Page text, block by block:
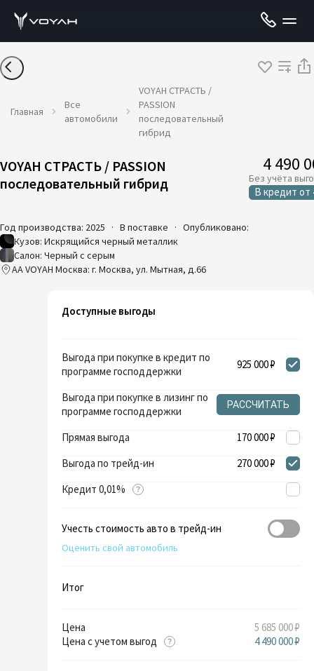
Главная
Все
автомобили
VOYAH СТРАСТЬ /
PASSION
последовательный
гибрид
VOYAH СТРАСТЬ / PASSION
последовательный гибрид
Год производства: 2025 · В поставке · Опубликовано:
Кузов: Искрящийся черный металлик
Салон: Черный с серым
AA VOYAH Москва: г. Москва, ул. Мытная, д.66
4 490
Без учёта
В кредит от
Доступные выгоды
Выгода при покупке в кредит по
программе господдержки
925 000 ₽
Выгода при покупке в лизинг по
программе господдержки
РАССЧИТАТЬ
Прямая выгода
170 000 ₽
Выгода по трейд-ин
270 000 ₽
Кредит 0,01%
Учесть стоимость авто в трейд-ин
Оценить свой автомобиль
Итог
Цена
5 685 000 ₽
Цена с учетом выгод
4 490 000 ₽